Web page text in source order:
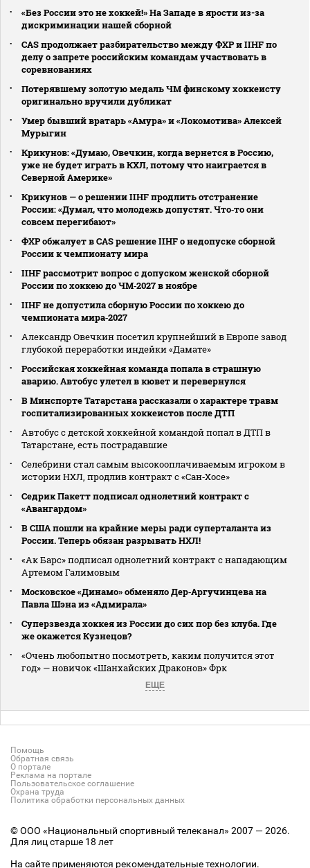
«Без России это не хоккей!» На Западе в ярости из-за
дискриминации нашей сборной
CAS продолжает разбирательство между ФХР и IIHF по
делу о запрете российским командам участвовать в
соревнованиях
Потерявшему золотую медаль ЧМ финскому хоккеисту
оригинально вручили дубликат
Умер бывший вратарь «Амура» и «Локомотива» Алексей
Мурыгин
Крикунов: «Думаю, Овечкин, когда вернется в Россию,
уже не будет играть в КХЛ, потому что наиграется в
Северной Америке»
Крикунов — о решении IIHF продлить отстранение
России: «Думал, что молодежь допустят. Что‑то они
совсем перегибают»
ФХР обжалует в CAS решение IIHF о недопуске сборной
России к чемпионату мира
IIHF рассмотрит вопрос с допуском женской сборной
России по хоккею до ЧМ‑2027 в ноябре
IIHF не допустила сборную России по хоккею до
чемпионата мира‑2027
Александр Овечкин посетил крупнейший в Европе завод
глубокой переработки индейки «Дамате»
Российская хоккейная команда попала в страшную
аварию. Автобус улетел в кювет и перевернулся
В Минспорте Татарстана рассказали о характере травм
госпитализированных хоккеистов после ДТП
Автобус с детской хоккейной командой попал в ДТП в
Татарстане, есть пострадавшие
Селебрини стал самым высокооплачиваемым игроком в
истории НХЛ, продлив контракт с «Сан‑Хосе»
Седрик Пакетт подписал однолетний контракт с
«Авангардом»
В США пошли на крайние меры ради суперталанта из
России. Теперь обязан разрывать НХЛ!
«Ак Барс» подписал однолетний контракт с нападающим
Артемом Галимовым
Московское «Динамо» обменяло Дер‑Аргучинцева на
Павла Шэна из «Адмирала»
Суперзвезда хоккея из России до сих пор без клуба. Где
же окажется Кузнецов?
«Очень любопытно посмотреть, каким получится этот
год» — новичок «Шанхайских Драконов» Фрк
ЕЩЕ
Помощь
Обратная связь
О портале
Реклама на портале
Пользовательское соглашение
Охрана труда
Политика обработки персональных данных
© ООО «Национальный спортивный телеканал» 2007 — 2026.
Для лиц старше 18 лет
На сайте применяются рекомендательные технологии.